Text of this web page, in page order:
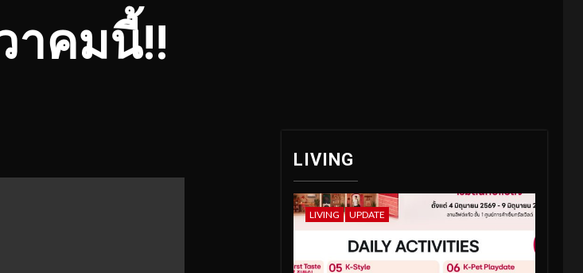
าคมนี้!!
LIVING
LIVING UPDATE